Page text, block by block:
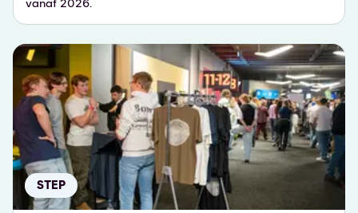
vanaf 2026.
STEP